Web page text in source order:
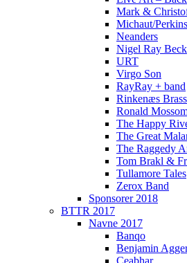
Mark &
Michaut/Perkins
Neanders
Nigel Ray Beck
URT
Virgo Son
RayRay + band
Rinkenæs
Ronald
The Happy
The Great
The Raggedy
Tom Brakl &
Tullamore Tales
Zerox Band
Sponsorer 2018
BTTR 2017
Navne 2017
Banqo
Benjamin
Ceabhar